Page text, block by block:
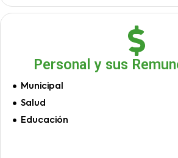
Personal y sus
Municipal
Salud
Educación